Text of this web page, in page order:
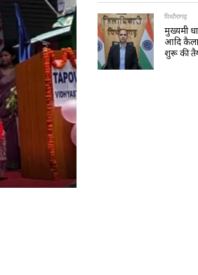
पिथौरागढ़
मुख्यमंत्री
आदि
शुरू की